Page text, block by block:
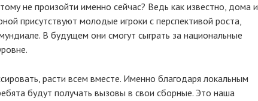
не произойти именно сейчас? Ведь как известно, дома и
присутствуют молодые игроки с перспективой роста,
В будущем они смогут сыграть за национальные
расти всем вместе. Именно благодаря локальным
будут получать вызовы в свои сборные. Это наша